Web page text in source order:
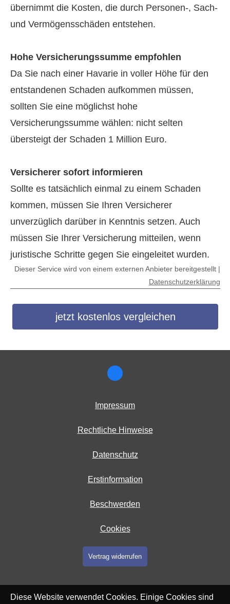
übernimmt die Kosten, die durch Per­sonen-, Sach-
und Vermögensschäden entstehen.
Hohe Versicherungssumme empfohlen
Da Sie nach einer Havarie in voller Höhe für den
entstandenen Schaden aufkommen müssen,
sollten Sie eine möglichst hohe
Versicherungssumme wählen: nicht selten
übersteigt der Schaden 1 Million Euro.
Versicherer sofort informieren
Sollte es tatsächlich einmal zu einem Schaden
kommen, müssen Sie Ihren Versicherer
unverzüglich darüber in Kenntnis setzen. Auch
müssen Sie Ihrer Versicherung mitteilen, wenn
juristische Schritte gegen Sie eingeleitet wurden.
Dieser Service wird von einem externen Anbieter bereitgestellt |
Datenschutzerklärung
jetzt kostenlos vergleichen
Impressum
Rechtliche Hinweise
Datenschutz
Erstinformation
Beschwerden
Cookies
Vertrag widerrufen
Diese Website verwendet Cookies. Einige Cookies sind